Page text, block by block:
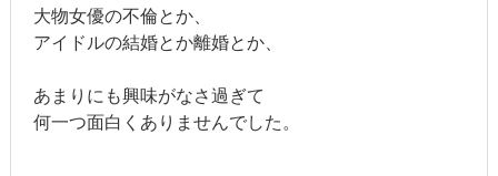
大物女優の不倫とか、
アイドルの結婚とか離婚とか、
あまりにも興味がなさ過ぎて
何一つ面白くありませんでした。